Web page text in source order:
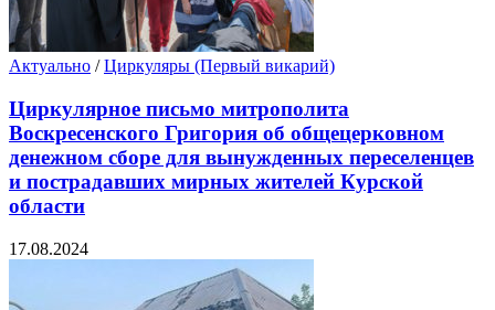
Актуально /Циркуляры (Первый викарий)
Циркулярное письмо митрополита
Воскресенского Григория об общецерковном
денежном сборе для вынужденных переселенцев
и пострадавших мирных жителей Курской
области
17.08.2024